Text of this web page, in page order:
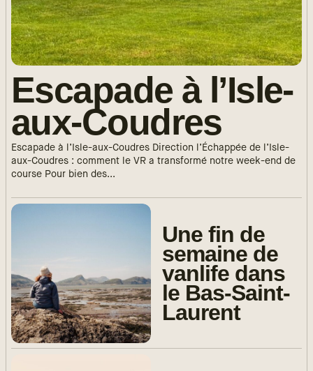
Escapade à l’Isle-
aux-Coudres
Escapade à l’Isle-aux-Coudres Direction l’Échappée de l’Isle-
aux-Coudres : comment le VR a transformé notre week-end de
course Pour bien des...
Une fin de
semaine de
vanlife dans
le Bas-Saint-
Laurent